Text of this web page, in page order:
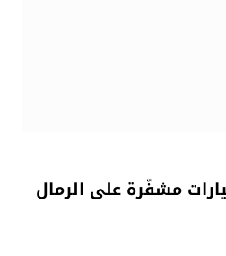
مشفّرة على الرمال